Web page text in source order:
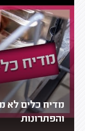
מדיח כלים לא
והפתרונות